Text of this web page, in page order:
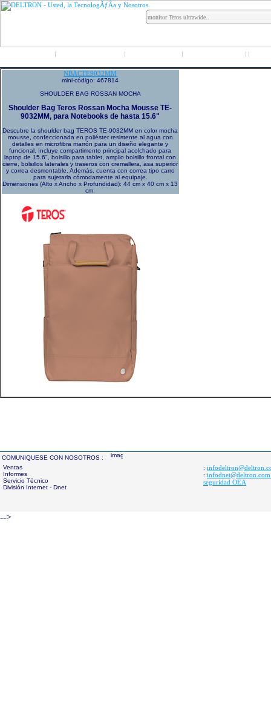
| | | | |
NBACTE9032MM
mini-código: 467814
SHOULDER BAG ROSSAN MOCHA
Shoulder Bag Teros Rossan Mocha Mousse TE-
9032MM, para Notebooks de hasta 15.6"
Descubre la shoulder bag TEROS TE-9032MM en color mocha
mousse, confeccionada en poliéster resistente al agua con
detalles en microfibra marrón para un diseño elegante y
funcional. Incluye compartimento principal acolchado para
laptop de 15.6", bolsillo para tablet, amplio bolsillo frontal con
cierre, bolsillos laterales y traseros con cremallera, asa superior
y correa desmontable. Además, cuenta con correa tipo carro
para sujetarla cómodamente al equipaje.
Dimensiones (Alto x Ancho x Profundidad): 44 cm x 40 cm x 13
cm.
COMUNIQUESE CON NOSOTROS :
Ventas
Informes
Servicio Técnico
División Internet - Dnet
:
:
seguridad OEA
-->